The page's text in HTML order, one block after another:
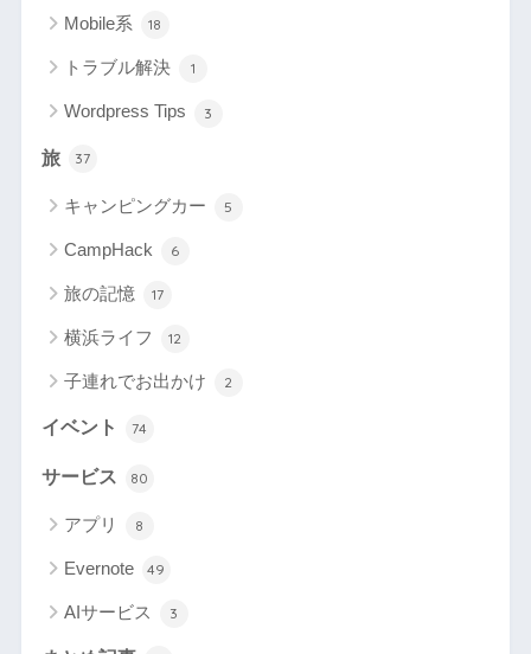
Mobile系 18
トラブル解決 1
Wordpress Tips 3
旅 37
キャンピングカー 5
CampHack 6
旅の記憶 17
横浜ライフ 12
子連れでお出かけ 2
イベント 74
サービス 80
アプリ 8
Evernote 49
AIサービス 3